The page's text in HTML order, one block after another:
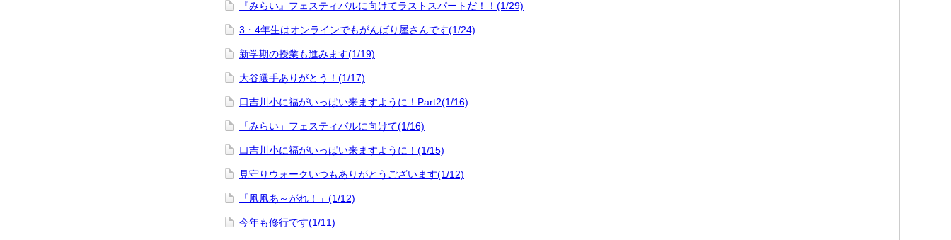
『みらい』フェスティバルに向けてラストスパートだ！！(1/29)
3・4年生はオンラインでもがんばり屋さんです(1/24)
新学期の授業も進みます(1/19)
大谷選手ありがとう！(1/17)
口吉川小に福がいっぱい来ますように！Part2(1/16)
「みらい」フェスティバルに向けて(1/16)
口吉川小に福がいっぱい来ますように！(1/15)
見守りウォークいつもありがとうございます(1/12)
「凧凧あ～がれ！」(1/12)
今年も修行です(1/11)